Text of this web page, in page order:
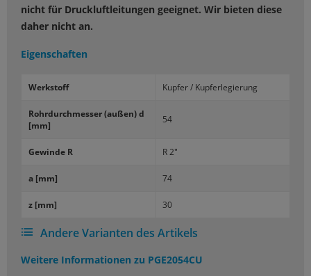
nicht für Druckluftleitungen geeignet. Wir bieten diese
daher nicht an.
Eigenschaften
Werk­stoff Kup­fer / Kup­fer­le­gie­rung
Rohr­durch­mes­ser (außen) d
[mm]
54
Ge­win­de R R 2"
a [mm] 74
z [mm] 30
Andere Varianten des Artikels
Weitere Informationen zu PGE2054CU